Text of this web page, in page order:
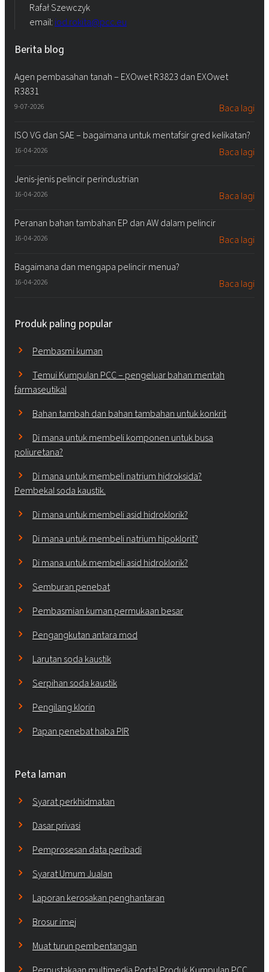
Rafał Szewczyk
email: iod.rokita@pcc.eu
Berita blog
Agen pembasahan tanah – EXOwet R3823 dan EXOwet
R3831
9-07-2026 Baca lagi
ISO VG dan SAE – bagaimana untuk mentafsir gred kelikatan?
16-04-2026 Baca lagi
Jenis-jenis pelincir perindustrian
16-04-2026 Baca lagi
Peranan bahan tambahan EP dan AW dalam pelincir
16-04-2026 Baca lagi
Bagaimana dan mengapa pelincir menua?
16-04-2026 Baca lagi
Produk paling popular
Pembasmi kuman
Temui Kumpulan PCC – pengeluar bahan mentah
farmaseutikal
Bahan tambah dan bahan tambahan untuk konkrit
Di mana untuk membeli komponen untuk busa
poliuretana?
Di mana untuk membeli natrium hidroksida?
Pembekal soda kaustik.
Di mana untuk membeli asid hidroklorik?
Di mana untuk membeli natrium hipoklorit?
Di mana untuk membeli asid hidroklorik?
Semburan penebat
Pembasmian kuman permukaan besar
Pengangkutan antara mod
Larutan soda kaustik
Serpihan soda kaustik
Pengilang klorin
Papan penebat haba PIR
Peta laman
Syarat perkhidmatan
Dasar privasi
Pemprosesan data peribadi
Syarat Umum Jualan
Laporan kerosakan penghantaran
Brosur imej
Muat turun pembentangan